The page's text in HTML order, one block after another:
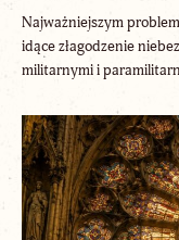
Najważniejszym
idące złagodzenie
militarnymi i